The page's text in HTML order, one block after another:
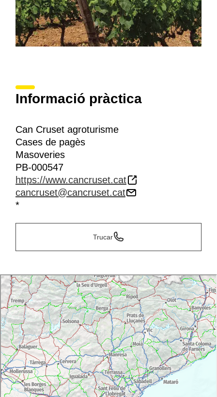
Informació pràctica
Can Cruset agroturisme
Cases de pagès
Masoveries
PB-000547
https://www.cancruset.cat
cancruset@cancruset.cat
*
Trucar